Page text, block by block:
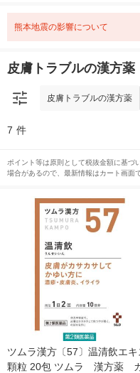
熊本地震の影響について
皮膚トラブルの漢方薬
皮膚トラブルの漢方薬
7 件
ポイント等は原則として税抜金額に基づ
場合があるので、最新情報はカート画面
ツムラ漢方〔57〕温清飲エキ
顆粒 20包 ツムラ 漢方薬